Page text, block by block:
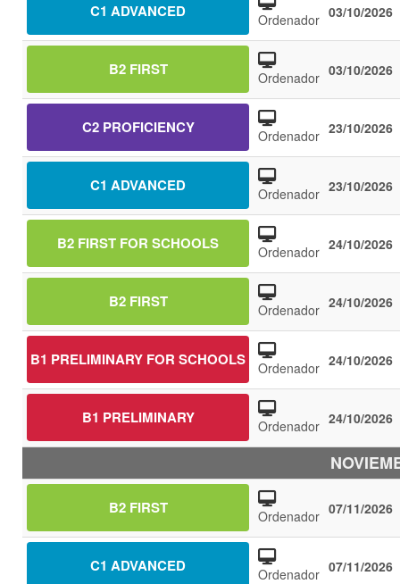
C1 ADVANCED Ordenador 03/10/2026
B2 FIRST Ordenador 03/10/2026
C2 PROFICIENCY Ordenador 23/10/2026
C1 ADVANCED Ordenador 23/10/2026
B2 FIRST FOR SCHOOLS Ordenador 24/10/2026
B2 FIRST Ordenador 24/10/2026
B1 PRELIMINARY FOR SCHOOLS Ordenador 24/10/2026
B1 PRELIMINARY Ordenador 24/10/2026
B2 FIRST Ordenador 07/11/2026
C1 ADVANCED Ordenador 07/11/2026